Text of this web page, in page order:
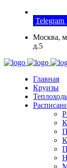
Telegram
Москва,
д.5
Главная
Круизы